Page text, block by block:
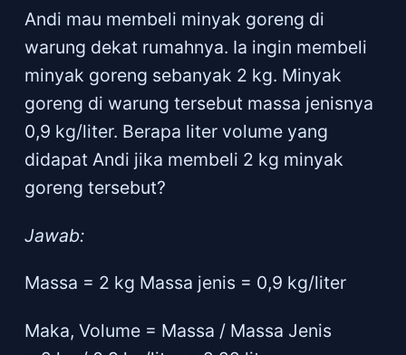
Andi mau membeli minyak goreng di
warung dekat rumahnya. Ia ingin membeli
minyak goreng sebanyak 2 kg. Minyak
goreng di warung tersebut massa jenisnya
0,9 kg/liter. Berapa liter volume yang
didapat Andi jika membeli 2 kg minyak
goreng tersebut?
Jawab:
Massa = 2 kg Massa jenis = 0,9 kg/liter
Maka, Volume = Massa / Massa Jenis